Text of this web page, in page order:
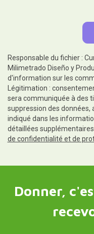
Responsable du fichier :
Milimetrado Diseño y
d'information sur les
Légitimation :
sera communiquée à des
suppression des données,
indiqué dans les
détaillées
de confidentialité et de
Donner,